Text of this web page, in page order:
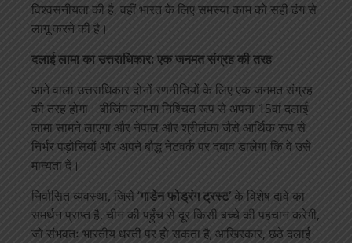
विश्वसनीयता की है, वहीं भारत के लिए समस्या काम को सही ढंग से
लागू करने की है।
दलाई लामा का उत्तराधिकार: एक जनमत संग्रह की तरह
आने वाला उत्तराधिकार दोनों रणनीतियों के लिए एक जनमत संग्रह
की तरह होगा। बीजिंग लगभग निश्चित रूप से अपना 15वां दलाई
लामा सामने लाएगा और नेपाल और श्रीलंका जैसे आर्थिक रूप से
निर्भर पड़ोसियों और अपने बौद्ध नेटवर्क पर दबाव डालेगा कि वे उसे
मान्यता दें।
निर्वासित व्यवस्था, जिसे ‘गाडेन फोड्रंग ट्रस्ट’के विशेष दावे का
समर्थन प्राप्त है, चीन की पहुँच से दूर किसी बच्चे की पहचान करेगी,
जो संभवतः भारतीय धरती पर हो सकता है; आखिरकार, छठे दलाई